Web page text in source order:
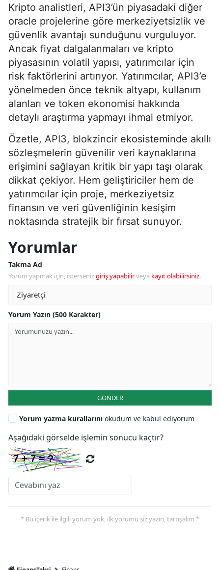
Kripto analistleri, API3’ün piyasadaki diğer
oracle projelerine göre merkeziyetsizlik ve
güvenlik avantajı sunduğunu vurguluyor.
Ancak fiyat dalgalanmaları ve kripto
piyasasının volatil yapısı, yatırımcılar için
risk faktörlerini artırıyor. Yatırımcılar, API3’e
yönelmeden önce teknik altyapı, kullanım
alanları ve token ekonomisi hakkında
detaylı araştırma yapmayı ihmal etmiyor.
Özetle, API3, blokzincir ekosisteminde akıllı
sözleşmelerin güvenilir veri kaynaklarına
erişimini sağlayan kritik bir yapı taşı olarak
dikkat çekiyor. Hem geliştiriciler hem de
yatırımcılar için proje, merkeziyetsiz
finansın ve veri güvenliğinin kesişim
noktasında stratejik bir fırsat sunuyor.
Yorumlar
Takma Ad
Yorum yapmak için, istersenizgiriş yapabilirveya kayıt olabilirsiniz.
Yorum Yazın (500 Karakter)
GÖNDER
Yorum yazma kurallarını okudum ve kabul ediyorum
Aşağıdaki görselde işlemin sonucu kaçtır?
* Bu içerik ile ilgili yorum yok, ilk yorumu siz yazın, tartışalım *